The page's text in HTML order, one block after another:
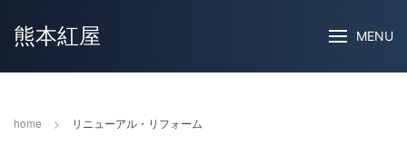
熊本紅屋 MENU
home > リニューアル・リフォーム